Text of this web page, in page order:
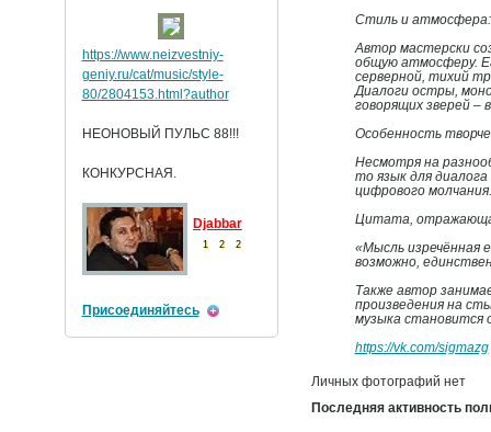
Стиль и атмосфера:
Автор мастерски
общую атмосферу.
серверной, тихий
Диалоги остры,
говорящих зверей –
Особенность
Несмотря на
то язык для
цифрового молчания.
Цитата,
«Мысль изречённая
возможно,
Также автор
произведения на
музыка
https://vk.com/sigmazg
Личных фотографий нет
Последняя активность
https://www.neizvestniy-
geniy.ru/cat/music/style-
80/2804153.html?author
НЕОНОВЫЙ ПУЛЬС 88!!!
КОНКУРСНАЯ.
Djabbar
1 2 2
Присоединяйтесь